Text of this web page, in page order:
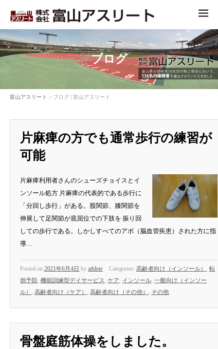
NU
ブログ
富山アスリート > ブログ | 富山アスリート
片麻痺の方でも通常歩行の練習が
可能
片麻痺利用者さんのシューズチョイスとイ
ンソール処方 片麻痺の代表的である歩行に
「分回し歩行」がある。股関節、膝関節を
伸展して足関節が底屈位での下肢を 振り回
しての歩行である。しかしすべてのアポ（脳血管疾患）された方に指
導…
Posted on 2021年6月4日 by athlete Categories: 高齢者向け（インソール） , 転
倒予防, 機能訓練型デイサービス, ケア, インソール, 一般向け（インソー
ル） , 高齢者向け（ケア） , 高齢者向け（その他） , その他
骨盤庭筋体操をしました。